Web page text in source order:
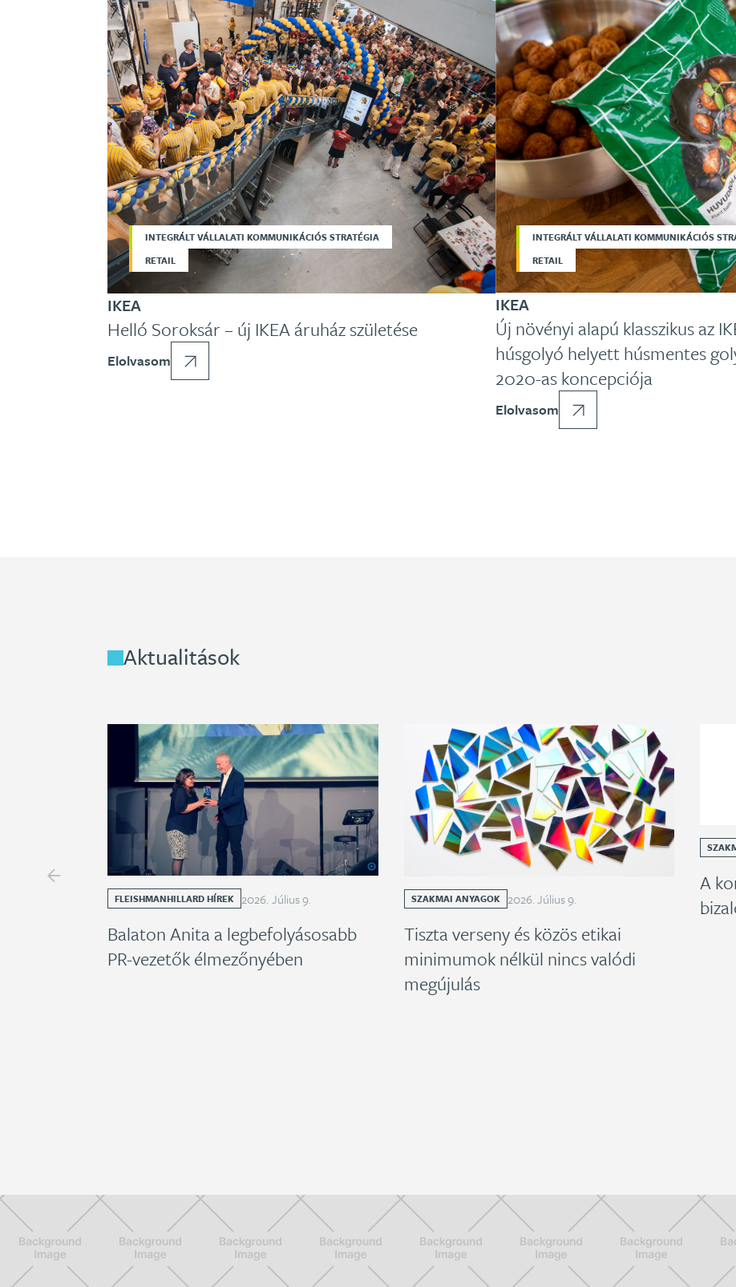
INTEGRÁLT VÁLLALATI KOMMUNIKÁCIÓS STRATÉGIA
RETAIL
IKEA
Helló Soroksár – új IKEA áruház születése
Elolvasom
INTEGRÁLT VÁLLALATI KOMMUNIKÁCIÓS
RETAIL
IKEA
Új növényi alapú klasszikus az
húsgolyó helyett húsmentes
2020-as koncepciója
Elolvasom
Aktualitások
FLEISHMANHILLARD HÍREK 2026. Július9.
Balaton Anita a legbefolyásosabb
PR-vezetők élmezőnyében
SZAKMAI ANYAGOK 2026.Július9.
Tiszta verseny és közös etikai
minimumok nélkül nincs valódi
megújulás
A